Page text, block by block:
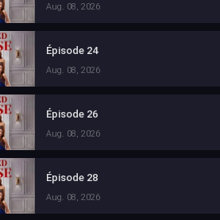
Aug. 08, 2026
Épisode 24
Aug. 08, 2026
Épisode 26
Aug. 08, 2026
Épisode 28
Aug. 08, 2026